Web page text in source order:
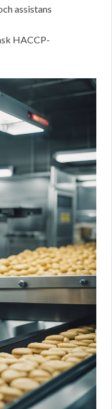
assistans
HACCP-